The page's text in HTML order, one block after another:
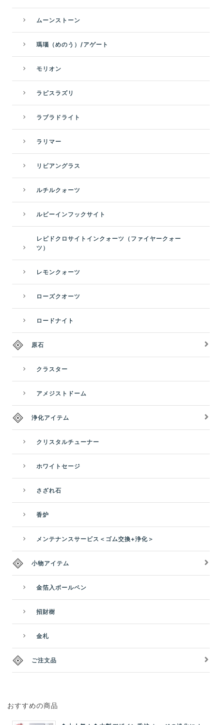
ムーンストーン
瑪瑙（めのう）/アゲート
モリオン
ラピスラズリ
ラブラドライト
ラリマー
リビアングラス
ルチルクォーツ
ルビーインフックサイト
レピドクロサイトインクォーツ（ファイヤークォー
ツ）
レモンクォーツ
ローズクオーツ
ロードナイト
原石
クラスター
アメジストドーム
浄化アイテム
クリスタルチューナー
ホワイトセージ
さざれ石
香炉
メンテナンスサービス＜ゴム交換+浄化＞
小物アイテム
金箔入ボールペン
招財樹
金札
ご注文品
おすすめの商品